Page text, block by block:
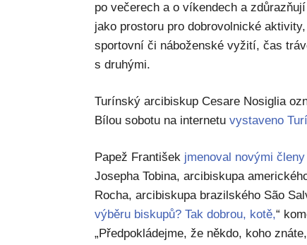
po večerech a o víkendech a
jako prostoru pro dobrovolnické
sportovní či náboženské vyžití, čas
s druhými.
Turínský arcibiskup Cesare Nosiglia
Bílou sobotu na internetuvystaveno
Papež František jmenoval novými
Josepha Tobina, arcibiskupa
Rocha, arcibiskupa brazilského São
výběru biskupů? Tak dobrou, kotě,“
„Předpokládejme, že někdo, koho